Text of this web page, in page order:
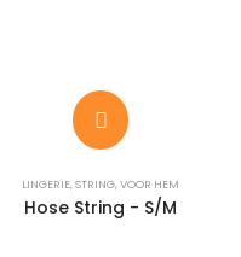
LINGERIE,STRING,VOOR HEM
Hose String - S/M